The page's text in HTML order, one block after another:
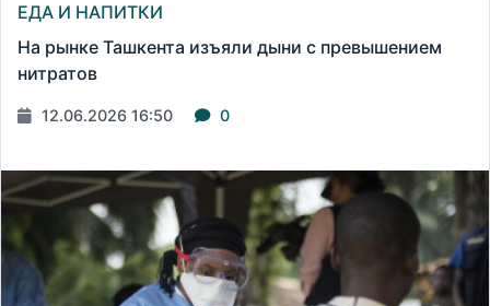
ЕДА И НАПИТКИ
На рынке Ташкента изъяли дыни с превышением
нитратов
12.06.2026 16:50 0